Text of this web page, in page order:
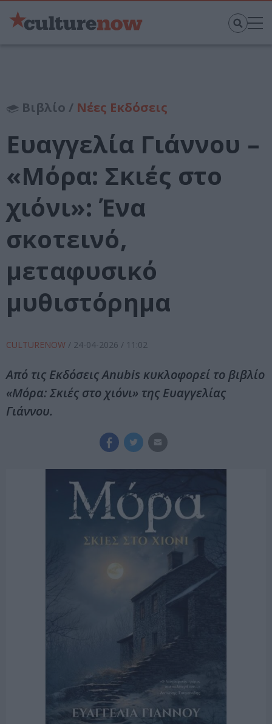
Βιβλίο / Νέες Εκδόσεις
Ευαγγελία Γιάννου –
«Μόρα: Σκιές στο
χιόνι»: Ένα
σκοτεινό,
μεταφυσικό
μυθιστόρημα
CULTURENOW / 24-04-2026 / 11:02
Aπό τις Εκδόσεις Anubis κυκλοφορεί το βιβλίο
«Μόρα: Σκιές στο χιόνι» της Ευαγγελίας
Γιάννου.